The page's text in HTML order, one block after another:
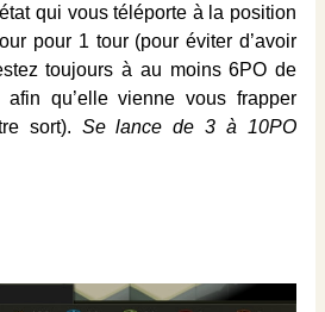
qui vous téléporte à la position
pour 1 tour (pour éviter d’avoir
toujours à au moins 6PO de
afin qu’elle vienne vous frapper
sort). Se lance de 3 à 10PO